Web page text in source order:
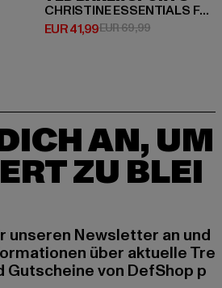
EUR 69,99
CHRISTINE ESSENTIALS FLARE LEGGINGS
EUR 41,99
Derzeitiger Preis: EUR 41,99
EUR 69,99Aktionspreis:
AN, UM
ZU BLEI
unseren Newsletter an und
über aktuelle Tre
Gutscheine von DefShop p